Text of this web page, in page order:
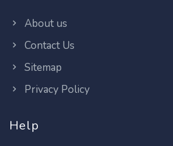
About us
Contact Us
Sitemap
Privacy Policy
Help